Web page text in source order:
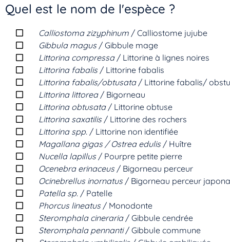
Quel est le nom de l'espèce ?
Calliostoma zizyphinum / Calliostome jujube
Gibbula magus/ Gibbule mage
Littorina compressa/ Littorine à lignes noires
Littorina fabalis/ Littorine fabalis
Littorina fabalis/obtusata/ Littorine fabalis/
Littorina littorea/ Bigorneau
Littorina obtusata/ Littorine obtuse
Littorina saxatilis/ Littorine des rochers
Littorina spp. / Littorine non identifiée
Magallana gigas / Ostrea edulis/ Huître
Nucella lapillus/ Pourpre petite pierre
Ocenebra erinaceus/ Bigorneau perceur
Ocinebrellus inornatus/ Bigorneau perceur
Patella sp. / Patelle
Phorcus lineatus/ Monodonte
Steromphala cineraria/ Gibbule cendrée
Steromphala pennanti/ Gibbule commune